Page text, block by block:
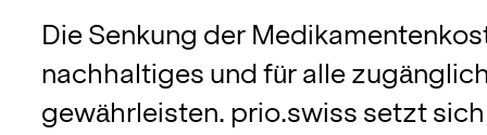
Die Senkung der
nachhaltiges und für alle
gewährleisten. prio.swiss setzt